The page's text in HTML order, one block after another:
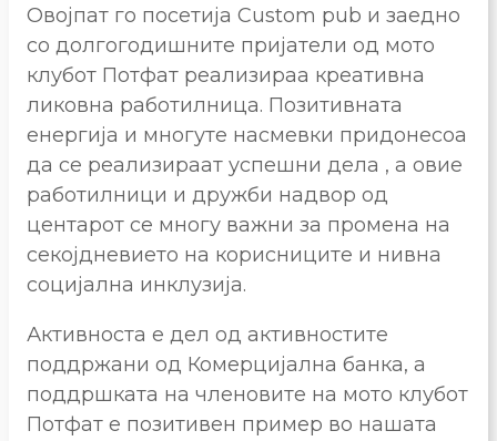
Овојпат го посетија Custom pub и заедно
со долгогодишните пријатели од мото
клубот Потфат реализираа креативна
ликовна работилница. Позитивната
енергија и многуте насмевки придонесоа
да се реализираат успешни дела , а овие
работилници и дружби надвор од
центарот се многу важни за промена на
секојдневието на корисниците и нивна
социјална инклузија.
Активноста е дел од активностите
поддржани од Комерцијална банка, а
поддршката на членовите на мото клубот
Потфат е позитивен пример во нашата